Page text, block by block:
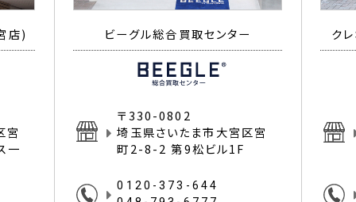
店)
宮
一
ビーグル総合買取センター
〒330-0802
埼玉県さいたま市大宮区宮
町2-8-2 第9松ビル1F
0120-373-644
ク